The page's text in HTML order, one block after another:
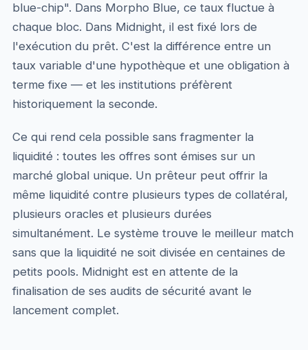
blue-chip". Dans Morpho Blue, ce taux fluctue à
chaque bloc. Dans Midnight, il est fixé lors de
l'exécution du prêt. C'est la différence entre un
taux variable d'une hypothèque et une obligation à
terme fixe — et les institutions préfèrent
historiquement la seconde.
Ce qui rend cela possible sans fragmenter la
liquidité : toutes les offres sont émises sur un
marché global unique. Un prêteur peut offrir la
même liquidité contre plusieurs types de collatéral,
plusieurs oracles et plusieurs durées
simultanément. Le système trouve le meilleur match
sans que la liquidité ne soit divisée en centaines de
petits pools. Midnight est en attente de la
finalisation de ses audits de sécurité avant le
lancement complet.